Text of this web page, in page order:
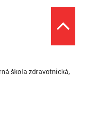
škola zdravotnická,